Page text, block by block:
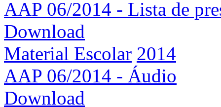
AAP 06/2014 - Lista de
Download
Material Escolar 2014
AAP 06/2014 - Áudio
Download